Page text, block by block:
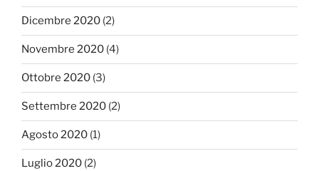
Dicembre 2020 (2)
Novembre 2020 (4)
Ottobre 2020 (3)
Settembre 2020 (2)
Agosto 2020 (1)
Luglio 2020 (2)